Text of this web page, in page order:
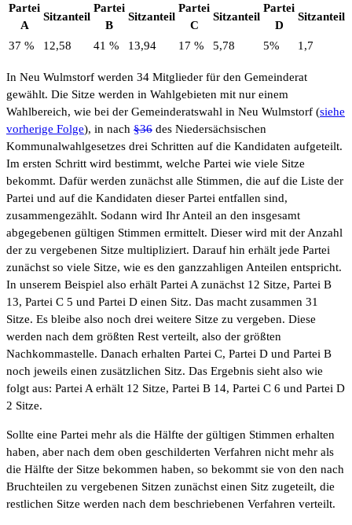
Partei
A
Sitzanteil
Partei
B
Sitzanteil
Partei
C
Sitzanteil
Partei
D
Sitzanteil
37 % 12,58 41 % 13,94 17 % 5,78 5% 1,7
In Neu Wulmstorf werden 34 Mitglieder für den Gemeinderat
gewählt. Die Sitze werden in Wahlgebieten mit nur einem
Wahlbereich, wie bei der Gemeinderatswahl in Neu Wulmstorf (siehe
vorherige Folge), in nach §36 des Niedersächsischen
Kommunalwahlgesetzes drei Schritten auf die Kandidaten aufgeteilt.
Im ersten Schritt wird bestimmt, welche Partei wie viele Sitze
bekommt. Dafür werden zunächst alle Stimmen, die auf die Liste der
Partei und auf die Kandidaten dieser Partei entfallen sind,
zusammengezählt. Sodann wird Ihr Anteil an den insgesamt
abgegebenen gültigen Stimmen ermittelt. Dieser wird mit der Anzahl
der zu vergebenen Sitze multipliziert. Darauf hin erhält jede Partei
zunächst so viele Sitze, wie es den ganzzahligen Anteilen entspricht.
In unserem Beispiel also erhält Partei A zunächst 12 Sitze, Partei B
13, Partei C 5 und Partei D einen Sitz. Das macht zusammen 31
Sitze. Es bleibe also noch drei weitere Sitze zu vergeben. Diese
werden nach dem größten Rest verteilt, also der größten
Nachkommastelle. Danach erhalten Partei C, Partei D und Partei B
noch jeweils einen zusätzlichen Sitz. Das Ergebnis sieht also wie
folgt aus: Partei A erhält 12 Sitze, Partei B 14, Partei C 6 und Partei D
2 Sitze.
Sollte eine Partei mehr als die Hälfte der gültigen Stimmen erhalten
haben, aber nach dem oben geschilderten Verfahren nicht mehr als
die Hälfte der Sitze bekommen haben, so bekommt sie von den nach
Bruchteilen zu vergebenen Sitzen zunächst einen Sitz zugeteilt, die
restlichen Sitze werden nach dem beschriebenen Verfahren verteilt.